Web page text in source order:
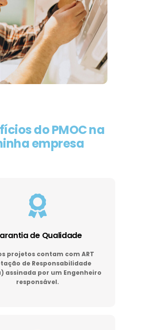
do PMOC na
empresa
de Qualidade
projetos contam com ART
de Responsabilidade
assinada por um Engenheiro
responsável.